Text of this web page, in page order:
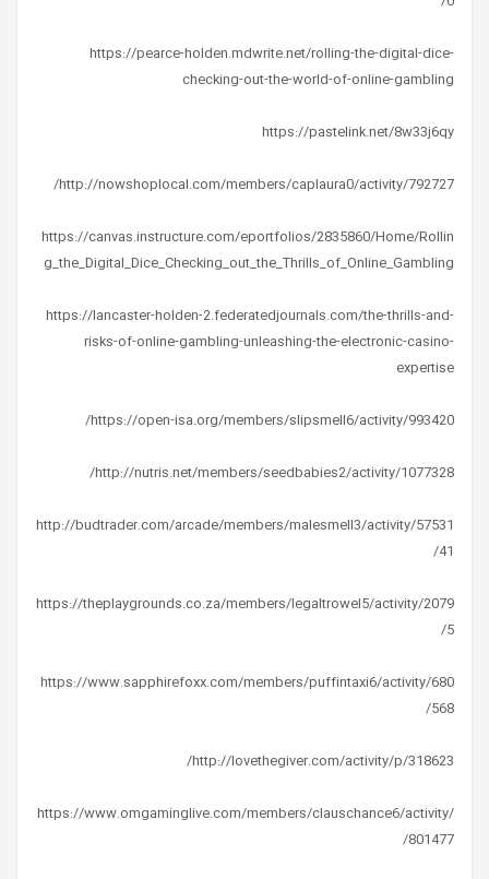
https://pearce-holden.mdwrite.net/rolling-the-digital-dice-
checking-out-the-world-of-online-gambling
https://pastelink.net/8w33j6qy
http://nowshoplocal.com/members/caplaura0/activity/792727/
https://canvas.instructure.com/eportfolios/2835860/Home/Rollin
g_the_Digital_Dice_Checking_out_the_Thrills_of_Online_Gambling
https://lancaster-holden-2.federatedjournals.com/the-thrills-and-
risks-of-online-gambling-unleashing-the-electronic-casino-
expertise
https://open-isa.org/members/slipsmell6/activity/993420/
http://nutris.net/members/seedbabies2/activity/1077328/
http://budtrader.com/arcade/members/malesmell3/activity/57531
41/
https://theplaygrounds.co.za/members/legaltrowel5/activity/2079
5/
https://www.sapphirefoxx.com/members/puffintaxi6/activity/680
568/
http://lovethegiver.com/activity/p/318623/
https://www.omgaminglive.com/members/clauschance6/activity/
801477/